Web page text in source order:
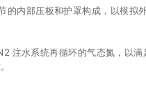
的内部压板和护罩构成，以模
注水系统再循环的气态氮，以